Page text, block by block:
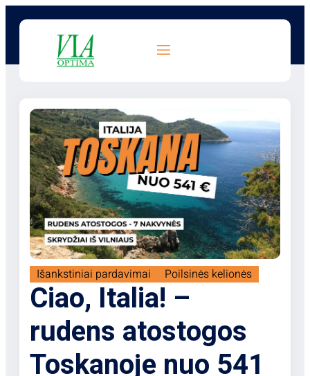
Išankstiniai pardavimai Poilsinės kelionės
Ciao, Italia! –
rudens atostogos
Toskanoje nuo 541